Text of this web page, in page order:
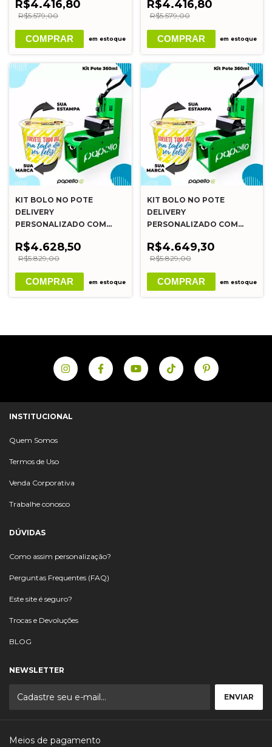
R$4.416,80
R$5.579,00
COMPRAR em estoque
R$4.416,80
R$5.579,00
COMPRAR em estoque
KIT BOLO NO POTE
DELIVERY
PERSONALIZADO COM
360ML (110V)
R$4.628,50
R$5.829,00
COMPRAR em estoque
KIT BOLO NO POTE
DELIVERY
PERSONALIZADO COM
360ML (220V)
R$4.649,30
R$5.829,00
COMPRAR em estoque
INSTITUCIONAL
Quem Somos
Termos de Uso
Venda Corporativa
Trabalhe conosco
DÚVIDAS
Como assim personalização?
Perguntas Frequentes (FAQ)
Este site é seguro?
Trocas e Devoluções
BLOG
NEWSLETTER
Meios de pagamento